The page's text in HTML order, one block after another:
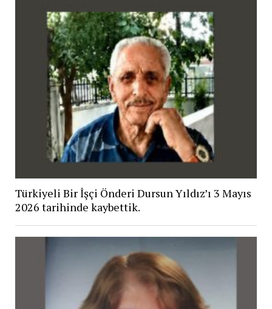
Türkiyeli Bir İşçi Önderi Dursun Yıldız’ı 3 Mayıs
2026 tarihinde kaybettik.